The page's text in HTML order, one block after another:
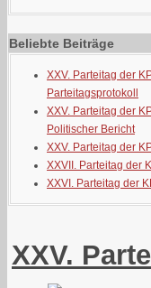
Beliebte Beiträge
XXV. Parteitag der
Parteitagsprotokoll
XXV. Parteitag der
Politischer Bericht
XXV. Parteitag der
XXVII. Parteitag der
XXVI. Parteitag der
XXV.